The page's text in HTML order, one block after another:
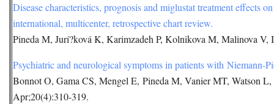
Disease characteristics, prognosis and miglustat treatment effects
international, multicenter, retrospective chart review.
Pineda M, Jurí?ková K, Karimzadeh P, Kolnikova M, Malinova
Psychiatric and neurological symptoms in patients with
Bonnot O, Gama CS, Mengel E, Pineda M, Vanier MT, Watson
Apr;20(4):310-319.